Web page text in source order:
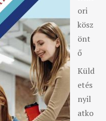
ori
kösz
önt
ő
Küld
etés
nyil
atko